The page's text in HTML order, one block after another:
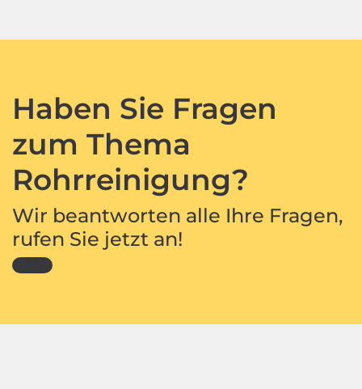
Haben Sie Fragen
zum Thema
Rohrreinigung?
Wir beantworten alle Ihre Fragen,
rufen Sie jetzt an!